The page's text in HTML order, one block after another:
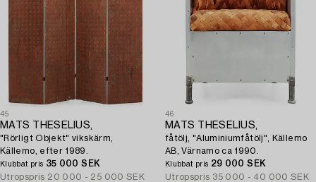
45
MATS THESELIUS,
"Rörligt Objekt" vikskärm,
Källemo, efter 1989.
Klubbat pris 35 000 SEK
Utropspris 20 000 - 25 000 SEK
46
MATS THESELIUS,
fåtölj, "Aluminiumfåtölj", Källemo
AB, Värnamo ca 1990.
Klubbat pris 29 000 SEK
Utropspris 35 000 - 40 000 SEK